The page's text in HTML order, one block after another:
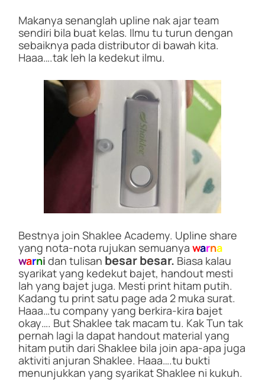
Makanya senanglah upline nak ajar team
sendiri bila buat kelas. Ilmu tu turun dengan
sebaiknya pada distributor di bawah kita.
Haaa….tak leh la kedekut ilmu.
Bestnya join Shaklee Academy. Upline share
yang nota-nota rujukan semuanya warna
warni dan tulisan besar besar. Biasa kalau
syarikat yang kedekut bajet, handout mesti
lah yang bajet juga. Mesti print hitam putih.
Kadang tu print satu page ada 2 muka surat.
Haaa…tu company yang berkira-kira bajet
okay…. But Shaklee tak macam tu. Kak Tun tak
pernah lagi la dapat handout material yang
hitam putih dari Shaklee bila join apa-apa juga
aktiviti anjuran Shaklee. Haaa….tu bukti
menunjukkan yang syarikat Shaklee ni kukuh.